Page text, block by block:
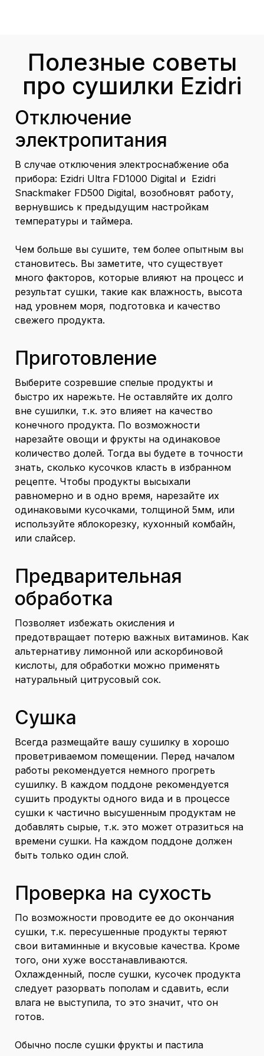
Полезные советы
про сушилки Ezidri
Отключение
электропитания
В случае отключения электроснабжение оба
прибора: Ezidri Ultra FD1000 Digital и Ezidri
Snackmaker FD500 Digital, возобновят работу,
вернувшись к предыдущим настройкам
температуры и таймера.
Чем больше вы сушите, тем более опытным вы
становитесь. Вы заметите, что существует
много факторов, которые влияют на процесс и
результат сушки, такие как влажность, высота
над уровнем моря, подготовка и качество
свежего продукта.
Приготовление
Выберите созревшие спелые продукты и
быстро их нарежьте. Не оставляйте их долго
вне сушилки, т.к. это влияет на качество
конечного продукта. По возможности
нарезайте овощи и фрукты на одинаковое
количество долей. Тогда вы будете в точности
знать, сколько кусочков класть в избранном
рецепте. Чтобы продукты высыхали
равномерно и в одно время, нарезайте их
одинаковыми кусочками, толщиной 5мм, или
используйте яблокорезку, кухонный комбайн,
или слайсер.
Предварительная
обработка
Позволяет избежать окисления и
предотвращает потерю важных витаминов. Как
альтернативу лимонной или аскорбиновой
кислоты, для обработки можно применять
натуральный цитрусовый сок.
Сушка
Всегда размещайте вашу сушилку в хорошо
проветриваемом помещении. Перед началом
работы рекомендуется немного прогреть
сушилку. В каждом поддоне рекомендуется
сушить продукты одного вида и в процессе
сушки к частично высушенным продуктам не
добавлять сырые, т.к. это может отразиться на
времени сушки. На каждом поддоне должен
быть только один слой.
Проверка на сухость
По возможности проводите ее до окончания
сушки, т.к. пересушенные продукты теряют
свои витаминные и вкусовые качества. Кроме
того, они хуже восстанавливаются.
Охлажденный, после сушки, кусочек продукта
следует разорвать пополам и сдавить, если
влага не выступила, то это значит, что он
готов.
Обычно после сушки фрукты и пастила